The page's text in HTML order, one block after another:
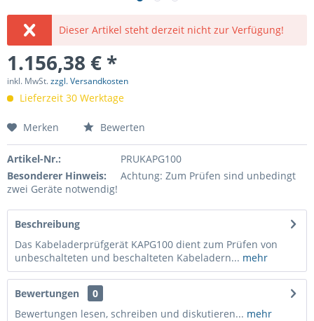
Dieser Artikel steht derzeit nicht zur Verfügung!
1.156,38 € *
inkl. MwSt.zzgl. Versandkosten
Lieferzeit 30 Werktage
Merken Bewerten
Artikel-Nr.:
PRUKAPG100
Besonderer Hinweis:
Achtung: Zum Prüfen sind unbedingt
zwei Geräte notwendig!
Beschreibung
Das Kabeladerprüfgerät KAPG100 dient zum Prüfen von
unbeschalteten und beschalteten Kabeladern... mehr
Bewertungen
0
Bewertungen lesen, schreiben und diskutieren... mehr